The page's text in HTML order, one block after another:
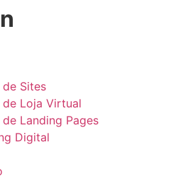
Sites
de Loja Virtual
Landing Pages
Digital